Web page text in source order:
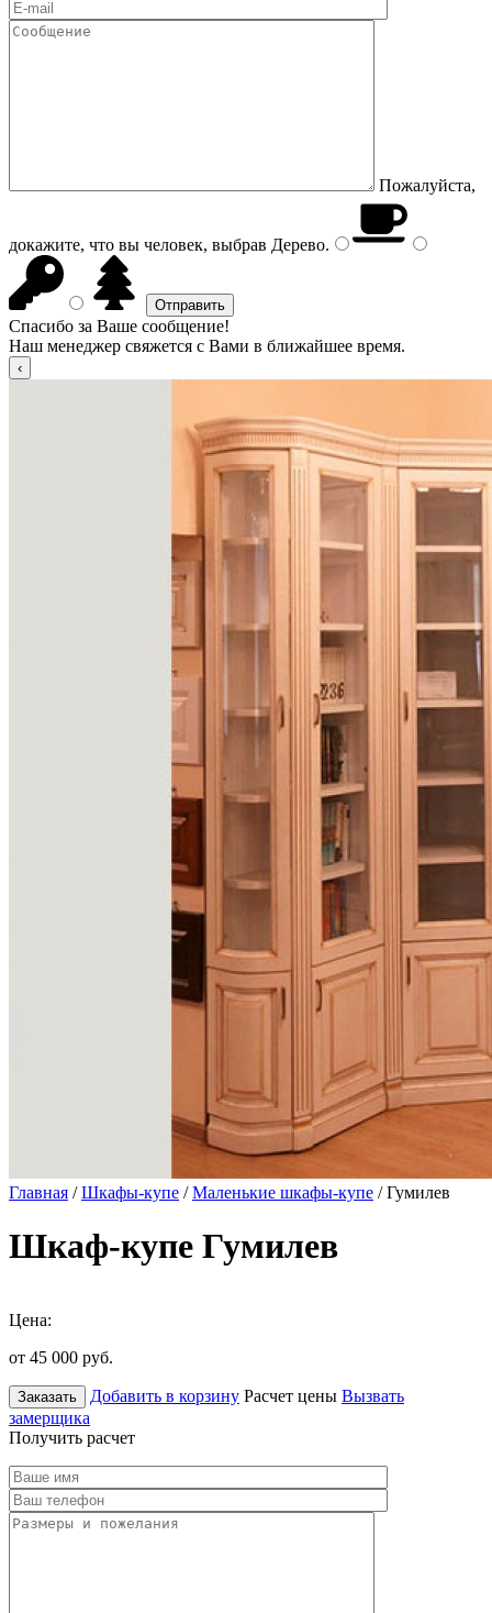
Пожалуйста,
докажите, что вы человек, выбрав Дерево.
Спасибо за Ваше сообщение!
Наш менеджер свяжется с Вами в ближайшее время.
Главная /Шкафы-купе /Маленькие шкафы-купе / Гумилев
Шкаф-купе Гумилев
Цена:
от 45 000 руб.
Заказать Добавить в корзину Расчет цены Вызвать
замерщика
Получить расчет